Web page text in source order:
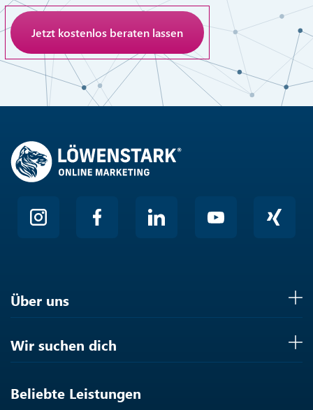
Anti-Roboter-Verifizierung
Hier klicken
Über uns
Wir suchen dich
Beliebte Leistungen